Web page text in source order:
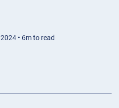
• 6m to read